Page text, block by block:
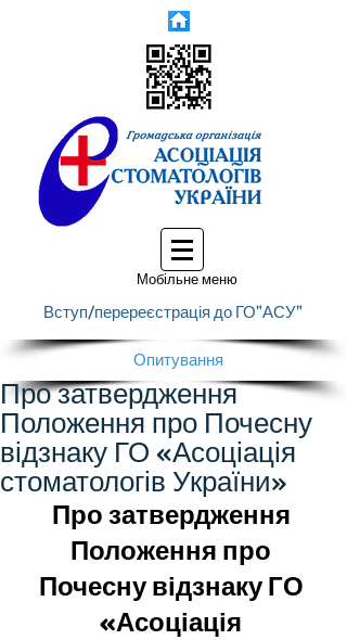
Мобільне меню
Вступ/перереєстрація до ГО"АСУ"
Опитування
Про затвердження
Положення про Почесну
відзнаку ГО «Асоціація
стоматологів України»
Про затвердження
Положення про
Почесну відзнаку ГО
«Асоціація